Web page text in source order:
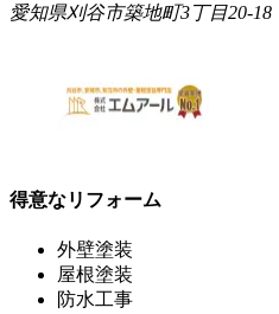
愛知県刈谷市築地町3丁目20-18
得意なリフォーム
外壁塗装
屋根塗装
防水工事